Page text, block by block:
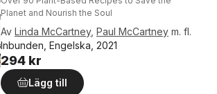
Planet and Nourish the Soul
Av Linda McCartney, Paul McCartney m. fl.
Inbunden, Engelska, 2021
294 kr
Lägg till